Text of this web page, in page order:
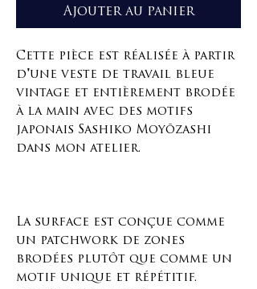
Ajouter au panier
Cette pièce est réalisée à partir
d'une veste de travail bleue
vintage et entièrement brodée
à la main avec des motifs
japonais Sashiko Moyōzashi
dans mon atelier.
La surface est conçue comme
un patchwork de zones
brodées plutôt que comme un
motif unique et répétitif.